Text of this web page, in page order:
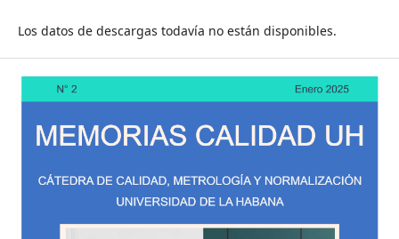
Los datos de descargas todavía no están disponibles.